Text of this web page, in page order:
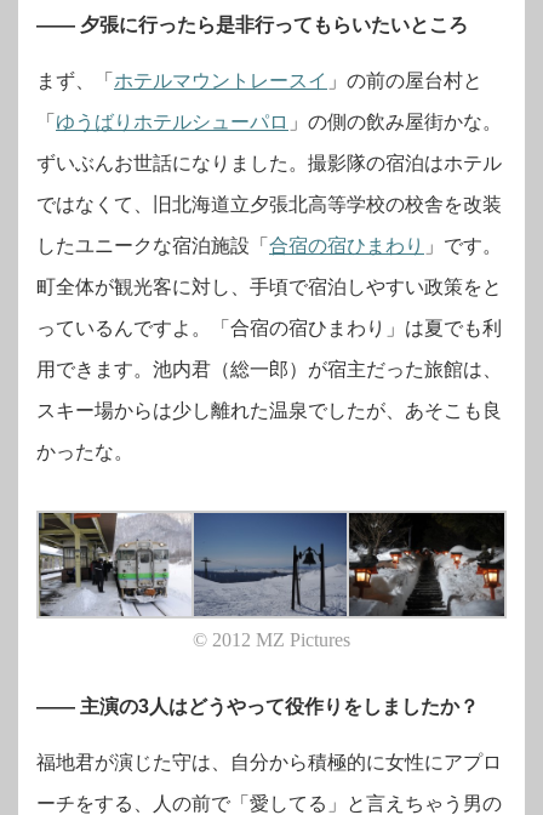
―― 夕張に行ったら是非行ってもらいたいところ
まず、「 ホテルマウントレースイ 」の前の屋台村と
「 ゆうばりホテルシューパロ 」の側の飲み屋街かな。
ずいぶんお世話になりました。撮影隊の宿泊はホテル
ではなくて、旧北海道立夕張北高等学校の校舎を改装
したユニークな宿泊施設「 合宿の宿ひまわり 」です。
町全体が観光客に対し、手頃で宿泊しやすい政策をと
っているんですよ。「合宿の宿ひまわり」は夏でも利
用できます。池内君（総一郎）が宿主だった旅館は、
スキー場からは少し離れた温泉でしたが、あそこも良
かったな。
© 2012 MZ Pictures
―― 主演の3人はどうやって役作りをしましたか？
福地君が演じた守は、自分から積極的に女性にアプロ
ーチをする、人の前で「愛してる」と言えちゃう男の